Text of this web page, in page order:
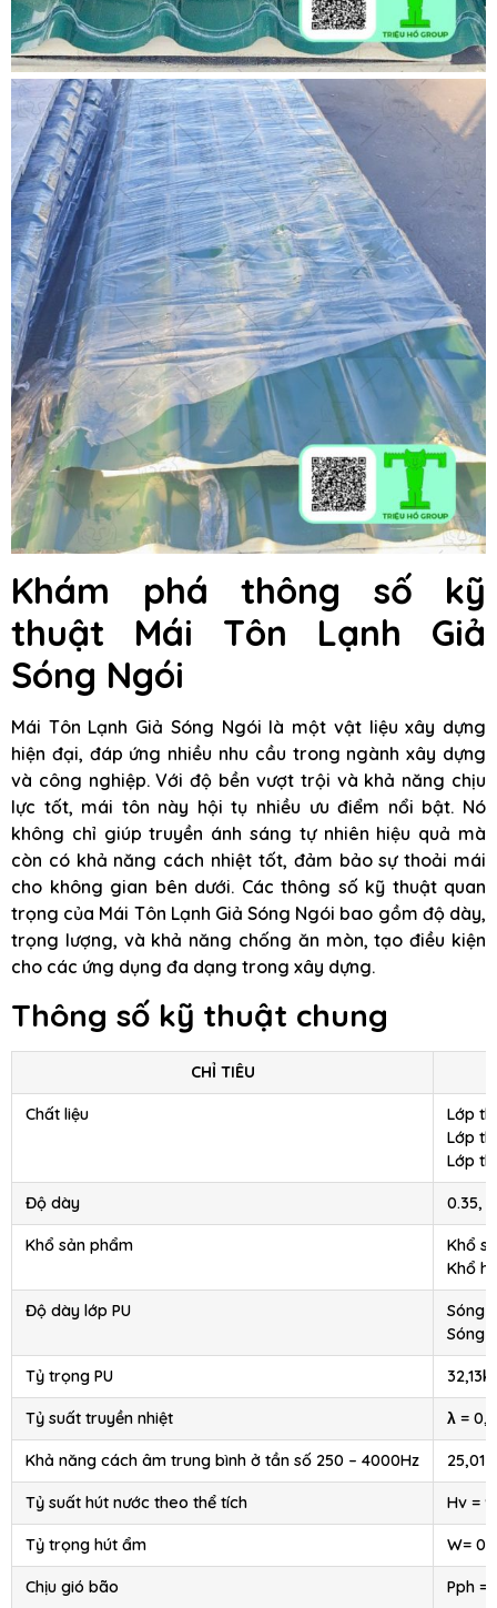
Khám phá thông số kỹ
thuật Mái Tôn Lạnh Giả
Sóng Ngói
Mái Tôn Lạnh Giả Sóng Ngói là một vật liệu xây dựng
hiện đại, đáp ứng nhiều nhu cầu trong ngành xây dựng
và công nghiệp. Với độ bền vượt trội và khả năng chịu
lực tốt, mái tôn này hội tụ nhiều ưu điểm nổi bật. Nó
không chỉ giúp truyền ánh sáng tự nhiên hiệu quả mà
còn có khả năng cách nhiệt tốt, đảm bảo sự thoải mái
cho không gian bên dưới. Các thông số kỹ thuật quan
trọng của Mái Tôn Lạnh Giả Sóng Ngói bao gồm độ dày,
trọng lượng, và khả năng chống ăn mòn, tạo điều kiện
cho các ứng dụng đa dạng trong xây dựng.
Thông số kỹ thuật chung
CHỈ TIÊU
Chất liệu
Lớp
Lớp
Lớp
Độ dày 0.35,
Khổ sản phẩm
Khổ
Khổ
Độ dày lớp PU
Sóng
Sóng
Tỷ trọng PU
Tỷ suất truyền nhiệt λ =
Khả năng cách âm trung bình ở tần số 250 – 4000Hz 25,01
Tỷ suất hút nước theo thể tích Hv =
Tỷ trọng hút ẩm W=
Chịu gió bão Pph =